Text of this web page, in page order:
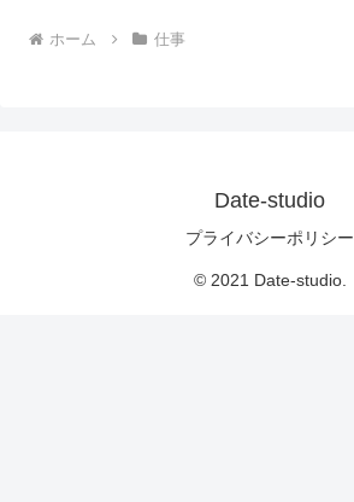
ホーム 仕事
Date-studio
プライバシーポリシー
© 2021 Date-studio.